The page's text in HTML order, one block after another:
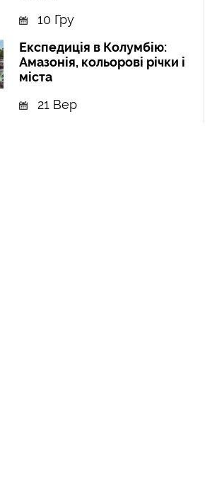
10 Гру
Експедиція в Колумбію:
Амазонія, кольорові річки і
міста
21 Вер